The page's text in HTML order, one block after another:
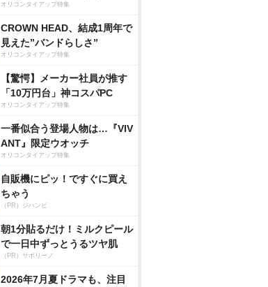
オリコンタイアップ特集
CROWN HEAD、結成1周年で
見えた”バンドらしさ”
オリコンタイアップ特集
【驚愕】メーカー社員が推す
「10万円台」神コスパPC
オリコンタイアップ特集
一番似合う登場人物は…『VIV
ANT』限定ウオッチ
オリコンタイアップ特集
自販機にピッ！ですぐに買え
ちゃう
（PR）ジハンピ
朝1分貼るだけ！ミルクピール
で一日中ずっとうるツヤ肌
（PR）サボリーノ
2026年7月夏ドラマも、注目